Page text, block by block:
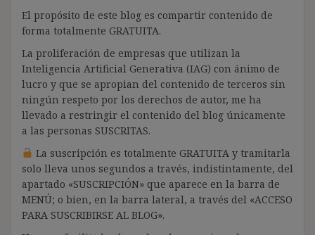
El propósito de este blog es compartir contenido de
forma totalmente GRATUITA.
La proliferación de empresas que utilizan la
Inteligencia Artificial Generativa (IAG) con ánimo de
lucro y que se apropian del contenido de terceros sin
ningún respeto por los derechos de autor, me ha
llevado a restringir el contenido del blog únicamente
a las personas SUSCRITAS.
La suscripción es totalmente GRATUITA y tramitarla
solo lleva unos segundos a través, indistintamente, del
apartado «SUSCRIPCIÓN» que aparece en la barra de
MENÚ; o bien, en la barra lateral, a través del «ACCESO
PARA SUSCRIBIRSE AL BLOG».